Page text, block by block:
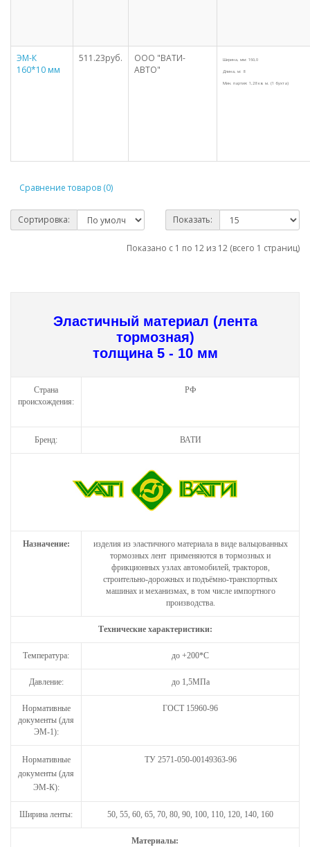
ЭМ-К
160*10 мм
511.23руб.
ООО "ВАТИ-
АВТО"
Ширина, мм: 160,0
Длина, м: 8
Мин. партия: 1,28 кв. м. (1 бухта)
Сравнение товаров (0)
Сортировка: Показать:
Показано с 1 по 12 из 12 (всего 1 страниц)
Эластичный материал (лента
тормозная)
толщина 5 - 10 мм
Страна
происхождения:
РФ
Бренд: ВАТИ
Назначение:
изделия из эластичного материала в виде вальцованных
тормозных лент применяются в тормозных и
фрикционных узлах автомобилей, тракторов,
строительно-дорожных и подъёмно-транспортных
машинах и механизмах, в том числе импортного
производства.
Технические характеристики:
Температура: до +200*С
Давление: до 1,5МПа
Нормативные
документы (для
ЭМ-1):
ГОСТ 15960-96
Нормативные
документы (для
ЭМ-К):
ТУ 2571-050-00149363-96
Ширина ленты: 50, 55, 60, 65, 70, 80, 90, 100, 110, 120, 140, 160
Материалы: